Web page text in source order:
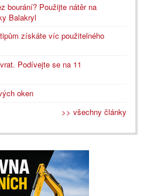
bourání? Použijte nátěr na
Balakryl
získáte víc použitelného
Podívejte se na 11
oken
>> všechny články